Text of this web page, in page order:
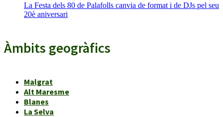
La Festa dels 80 de Palafolls canvia de format i de DJs pel seu
20è aniversari
Àmbits geogràfics
Malgrat
Alt Maresme
Blanes
La Selva